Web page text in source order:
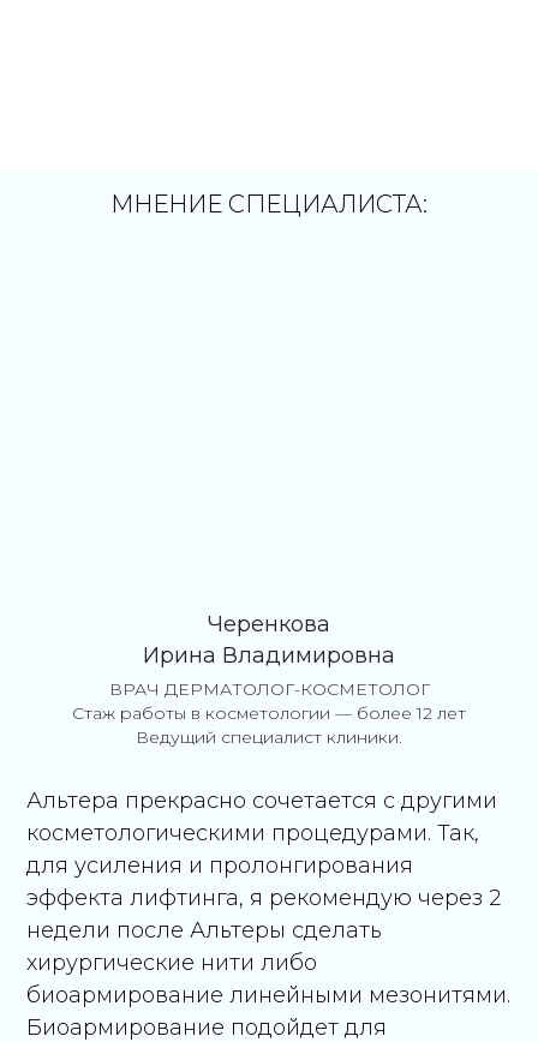
МНЕНИЕ СПЕЦИАЛИСТА:
Черенкова
Ирина Владимировна
ВРАЧ ДЕРМАТОЛОГ-КОСМЕТОЛОГ
Стаж работы в косметологии — более 12 лет
Ведущий специалист клиники.
Альтера прекрасно сочетается с другими
косметологическими процедурами. Так,
для усиления и пролонгирования
эффекта лифтинга, я рекомендую через 2
недели после Альтеры сделать
хирургические нити либо
биоармирование линейными мезонитями.
Биоармирование подойдет для